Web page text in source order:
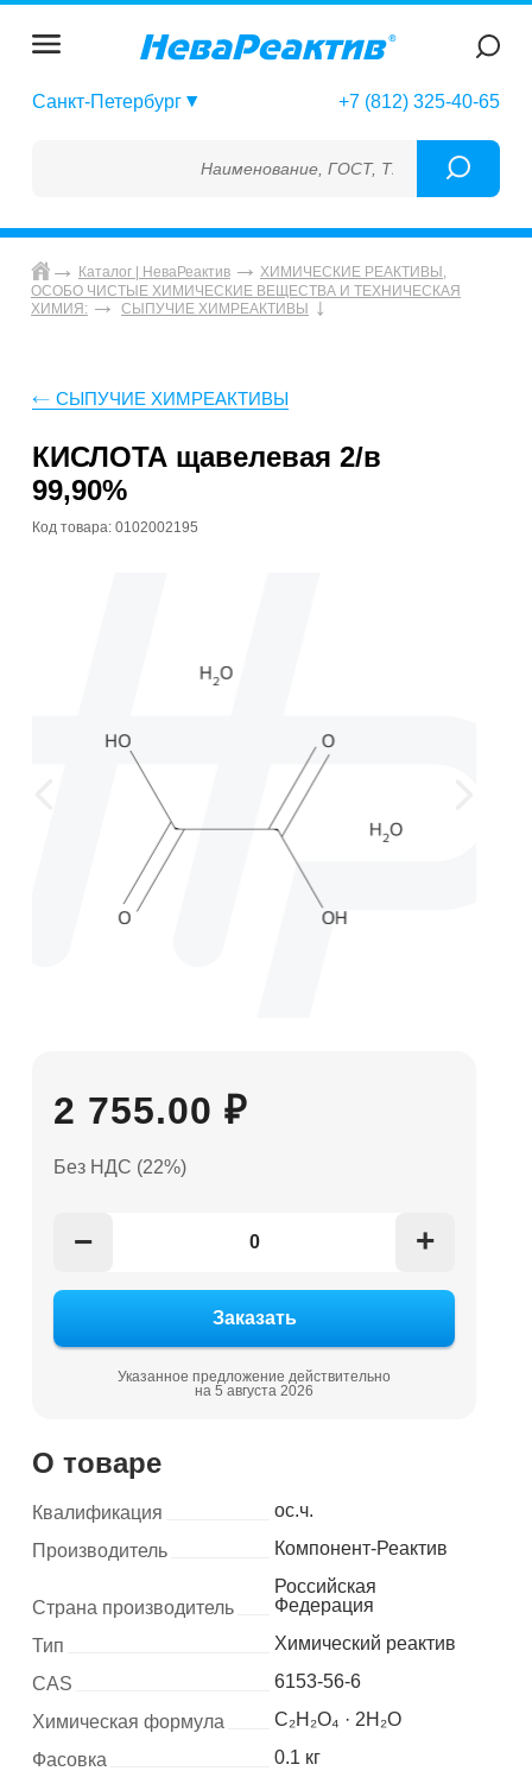
Санкт-Петербург +7 (812) 325-40-65
Наименование, ГОСТ, ТУ, ГСО, МСО, ОСО,
Каталог | НеваРеактив
ХИМИЧЕСКИЕ РЕАКТИВЫ,
ОСОБО ЧИСТЫЕ ХИМИЧЕСКИЕ ВЕЩЕСТВА И ТЕХНИЧЕСКАЯ
ХИМИЯ:
СЫПУЧИЕ ХИМРЕАКТИВЫ
СЫПУЧИЕ ХИМРЕАКТИВЫ
КИСЛОТА щавелевая 2/в
99,90%
Код товара: 0102002195
2 755.00 ₽
Без НДС (22%)
− +
Указанное предложение действительно
на 5 августа 2026
О товаре
Квалификация
ос.ч.
Производитель
Компонент-Реактив
Страна производитель
Российская
Федерация
Тип
Химический реактив
CAS
6153-56-6
Химическая формула
C₂H₂O₄ · 2H₂O
Фасовка
0.1 кг